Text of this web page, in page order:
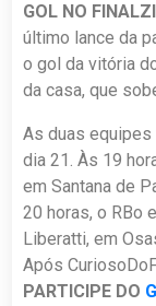
GOL NO
último lance da
o gol da vitória
da casa, que
As duas equipes
dia 21. Às 19
em Santana de
20 horas, o RBo
Liberatti, em
Após
PARTICIPE DO